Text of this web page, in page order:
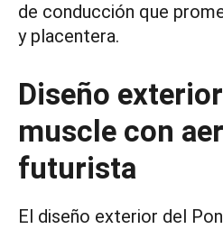
de conducción que
y placentera.
Diseño
muscle con
futurista
El diseño exterior del